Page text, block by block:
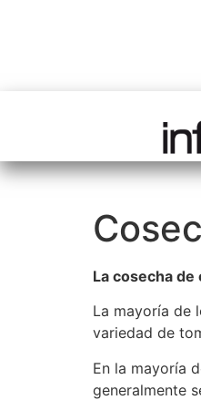
La cosecha
La mayoría de
variedad de
En la mayoría
generalmente